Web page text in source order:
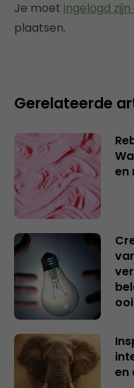
Je moet ingelogd zijn
plaatsen.
Gerelateerde
en
en